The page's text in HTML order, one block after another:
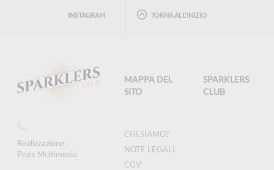
INSTAGRAM TORNA ALL'INIZIO
Realizzazione :
Pep's Multimedia
MAPPA DEL
SITO
CHI SIAMO?
NOTE LEGALI
CGV
SPARKLERS
CLUB